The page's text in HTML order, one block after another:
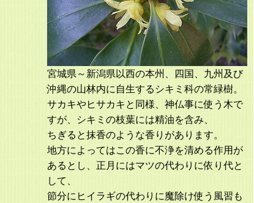
宮城県～新潟県以西の本州、四国、九州及び
沖縄の山林内に自生するシキミ科の常緑樹。
サカキやヒサカキと同様、神仏事に使う木で
すが、シキミの枝葉には精油を含み、
ちぎると抹香のような香りがあります。
地方によってはこの香に不浄を清める作用が
あるとし、正月にはマツの代わりに依り代と
して、
節分にヒイラギの代わりに魔除け使う風習も